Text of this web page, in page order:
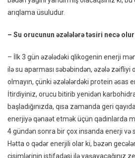
arıqlama üsuludur.
– Su orucunun əzələlərə təsiri necə
– İlk 3 gün əzələdəki qlikogenin enerji
ilə su aparması səbəbindən, əzələ
olmayın, çünki əzələlərdəki protein əsas
İtirdiyiniz, orucu bitirib yenidən
başladığınızda, qısa zamanda geri
enerjiyə qənaət etmək üçün qadınlarda
4 gündən sonra bir çox insanda enerji və
Hətta o qədər enerjili olar ki, bəzən
cisimlərinin istifadəsi ilə yaşayacağınız